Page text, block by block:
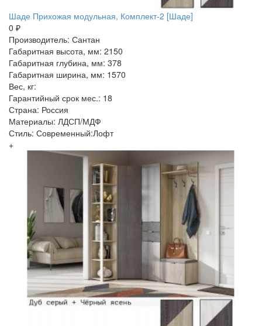
Шаде Прихожая модульная, Комплект-2 [Шаде]
0 ₽
Производитель: Сантан
Габаритная высота, мм: 2150
Габаритная глубина, мм: 378
Габаритная ширина, мм: 1570
Вес, кг:
Гарантийный срок мес.: 18
Страна: Россия
Материалы: ЛДСП/МДФ
Стиль: Современный:Лофт
+